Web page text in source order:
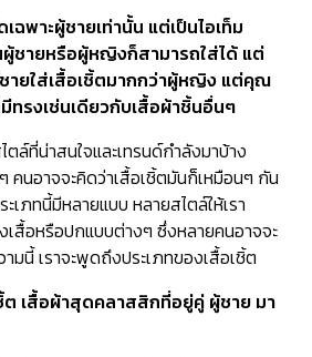
ฉพาะผู้ชายเท่านั้น แต่เป็นไอเท็ม
ผู้ชายหรือผู้หญิงก็สามารถใส่ได้ แต่
ายใส่เสื้อเชิ้ตมากกว่าผู้หญิง แต่คุณ
ทรงเช่นเดียวกับเสื้อผ้าชิ้นอื่นๆ
ล์ที่น่าสนใจและเทรนด์กำลังมาบ้าง
คนอาจจะคิดว่าเสื้อเชิ้ตมันก็เหมือนๆ กัน
เภทนี้มีหลายแบบ หลายสไตล์ให้เรา
งเสื้อหรือปกแบบต่างๆ ซึ่งหลายคนอาจจะ
มนี้ เราจะพูดถึงประเภทของเสื้อเชิ้ต
ต เสื้อผ้าสุดคลาสสิกที่อยู่คู่ ผู้ชาย มา